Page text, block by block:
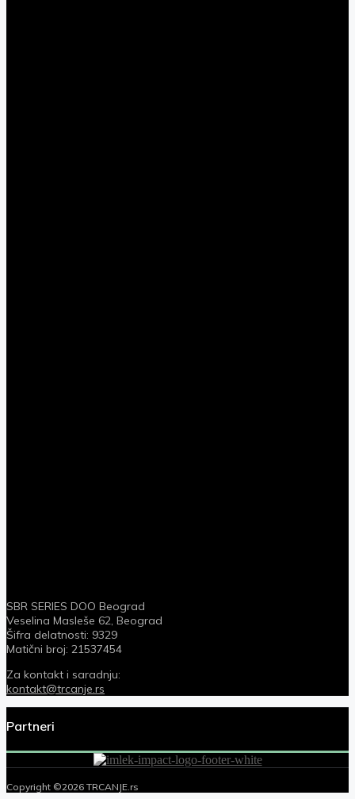
SBR SERIES DOO Beograd
Veselina Masleše 62, Beograd
Šifra delatnosti: 9329
Matični broj: 21537454
Za kontakt i saradnju:
kontakt@trcanje.rs
Partneri
Copyright ©2026 TRCANJE.rs